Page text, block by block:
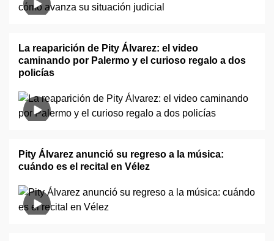
La reaparición de Pity Álvarez: el video
caminando por Palermo y el curioso regalo a dos
policías
Pity Álvarez anunció su regreso a la música:
cuándo es el recital en Vélez